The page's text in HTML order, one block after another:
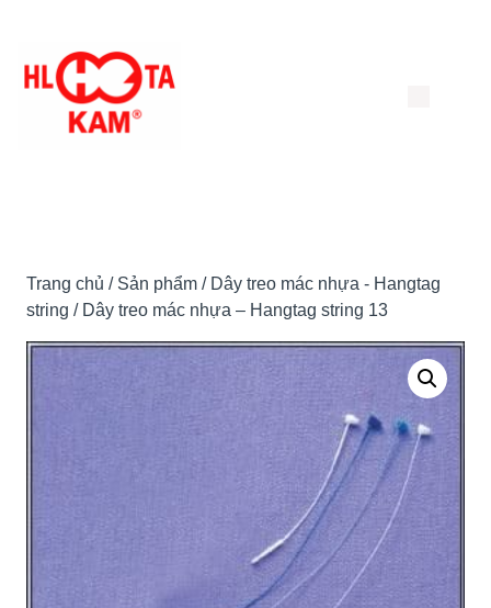
đến
Trang chủ / Sản phẩm / Dây treo mác nhựa - Hangtag
string / Dây treo mác nhựa – Hangtag string 13